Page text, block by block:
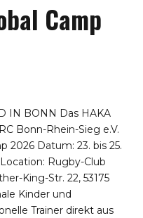
Camp
IN BONN Das HAKA
Bonn-Rhein-Sieg e.V.
2026 Datum: 23. bis 25.
Rugby-Club
King-Str. 22, 53175
Kinder und
Trainer direkt aus